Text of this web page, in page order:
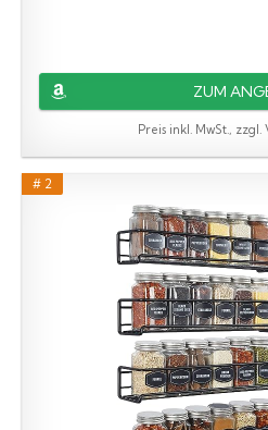
ZUM
Preis inkl. MwSt., zzgl.
# 2